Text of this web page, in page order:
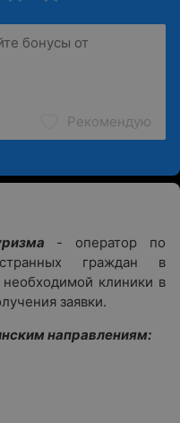
Рекомендую
- оператор по
граждан в
клиники в
заявки.
направлениям: